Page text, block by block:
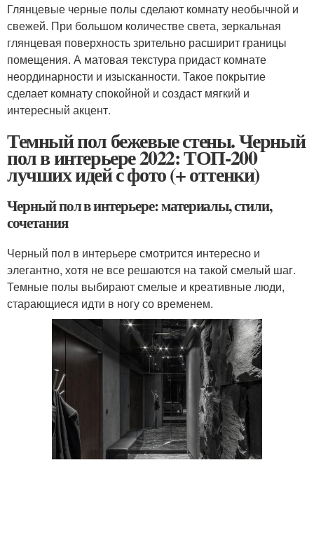
Глянцевые черные полы сделают комнату необычной и
свежей. При большом количестве света, зеркальная
глянцевая поверхность зрительно расширит границы
помещения. А матовая текстура придаст комнате
неординарности и изысканности. Такое покрытие
сделает комнату спокойной и создаст мягкий и
интересный акцент.
Темный пол бежевые стены. Черный
пол в интерьере 2022: ТОП-200
лучших идей с фото (+ оттенки)
Черный пол в интерьере: материалы, стили,
сочетания
Черный пол в интерьере смотрится интересно и
элегантно, хотя не все решаются на такой смелый шаг.
Темные полы выбирают смелые и креативные люди,
старающиеся идти в ногу со временем.